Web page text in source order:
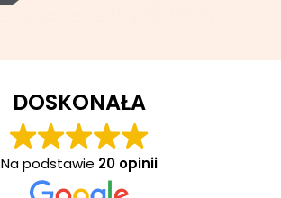
DOSKONAŁA
Na podstawie 20 opinii